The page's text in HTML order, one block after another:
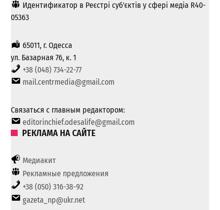
Идентификатор в Реєстрі суб'єктів у сфері медіа R40-
05363
65011, г. Одесса
ул. Базарная 76, к. 1
+38 (048) 734-22-77
mail.centrmedia@gmail.com
Связаться с главным редактором:
editorinchief.odesalife@gmail.com
РЕКЛАМА НА САЙТЕ
Медиакит
Рекламные предложения
+38 (050) 316-38-92
gazeta_np@ukr.net